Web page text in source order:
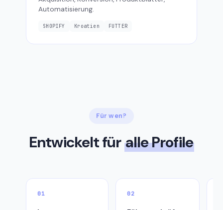
Automatisierung.
SHOPIFY Kroatien FUTTER
Für wen?
Entwickelt füralle Profile
01 02